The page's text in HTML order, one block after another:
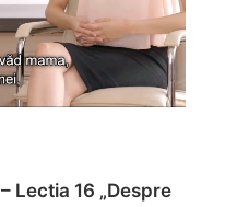
Lectia 16 „Despre